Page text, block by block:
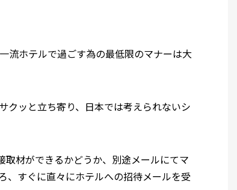
流ホテルで過ごす為の最低限のマナーは大
クッと立ち寄り、日本では考えられないシ
材ができるかどうか、別途メールにてマ
、すぐに直々にホテルへの招待メールを受